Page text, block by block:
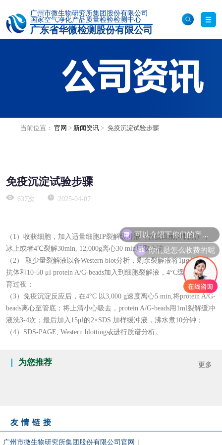
广州市微生物研究所集团股份有限公司
国家空气净化产品质量检验检测中心
广东省华微检测股份有限公司
当前位置： 官网 > 新闻资讯 > 免疫沉淀试验步骤
免疫沉淀试验步骤
637次 2025-04-07
（1）收获细胞，加入适量细胞IP裂解缓冲液（含蛋白酶抑制剂），
冰上或者4℃裂解30min, 12,000g离心30 min后取上清；
（2） 取少量裂解液以备Western blot分析，剩余裂解液将1μg相应的
抗体和10-50 μl protein A/G-beads加入到细胞裂解液，4°C缓慢摇晃孵
育过夜；
（3）免疫沉淀反应后，在4°C 以3,000 g速度离心5 min,将protein A/G-
beads离心至管底；将上清小心吸去，protein A/G-beads用1ml裂解缓冲
液洗3-4次；最后加入15μl的2×SDS 加样缓冲液，沸水煮10分钟；
（4）SDS-PAGE, Western blotting或进行质谱分析。
为您推荐 更多
友情链接
广州市微生物研究所集团股份有限公司官网 |
食品/保健食品检测
药品检测
医疗器械检测
生物制品服务工作站
化妆品体外功效评价
化妆品/美容仪体内外透皮吸收评价
动物诱发性造模
Western Blotting实验技术服务
外源性生物残留检测服务平台
病毒核酸参考品服务
塑胶跑道检测 RoHS认证 口罩检测 固废鉴别
成
消毒检测 食品检测 洁净室检测 毒理安全性检测
可以介绍下你们的产品么
你们是怎么收费的呢